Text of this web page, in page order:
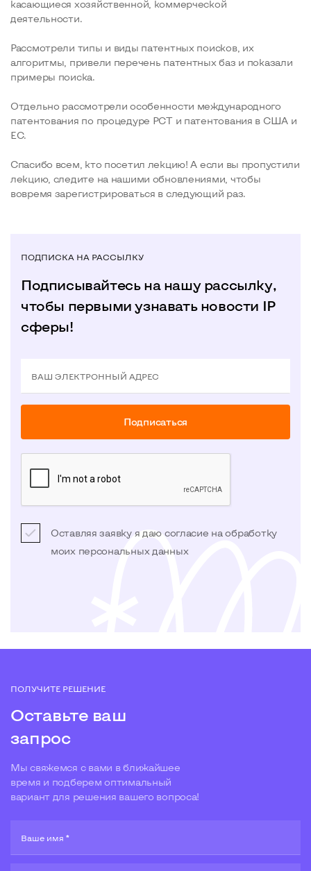
касающиеся хозяйственной, коммерческой
деятельности.
Рассмотрели типы и виды патентных поисков, их
алгоритмы, привели перечень патентных баз и показали
примеры поиска.
Отдельно рассмотрели особенности международного
патентования по процедуре РСТ и патентования в США и
ЕС.
Спасибо всем, кто посетил лекцию! А если вы пропустили
лекцию, следите на нашими обновлениями, чтобы
вовремя зарегистрироваться в следующий раз.
ПОДПИСКА НА РАССЫЛКУ
Подписывайтесь на нашу рассылку,
чтобы первыми узнавать новости IP
сферы!
ВАШ ЭЛЕКТРОННЫЙ АДРЕС
Подписаться
Оставляя заявку я даю согласие на обработку
моих персональных данных
ПОЛУЧИТЕ РЕШЕНИЕ
Оставьте ваш
запрос
Мы свяжемся с вами в ближайшее
время и подберем оптимальный
вариант для решения вашего вопроса!
Ваше имя *